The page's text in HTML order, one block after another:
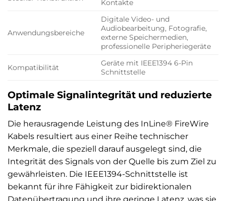
Kontakte
Anwendungsbereiche
Digitale Video- und
Audiobearbeitung, Fotografie,
externe Speichermedien,
professionelle Peripheriegeräte
Kompatibilität
Geräte mit IEEE1394 6-Pin
Schnittstelle
Optimale Signalintegrität und reduzierte
Latenz
Die herausragende Leistung des InLine® FireWire
Kabels resultiert aus einer Reihe technischer
Merkmale, die speziell darauf ausgelegt sind, die
Integrität des Signals von der Quelle bis zum Ziel zu
gewährleisten. Die IEEE1394-Schnittstelle ist
bekannt für ihre Fähigkeit zur bidirektionalen